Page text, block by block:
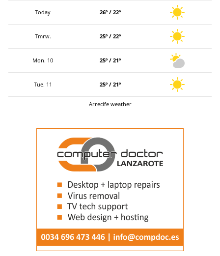
Today 26º / 22º
Tmrw. 25º / 22º
Mon. 10 25º / 21º
Tue. 11 25º / 21º
Arrecife weather